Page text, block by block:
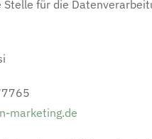
für die
marketing.de